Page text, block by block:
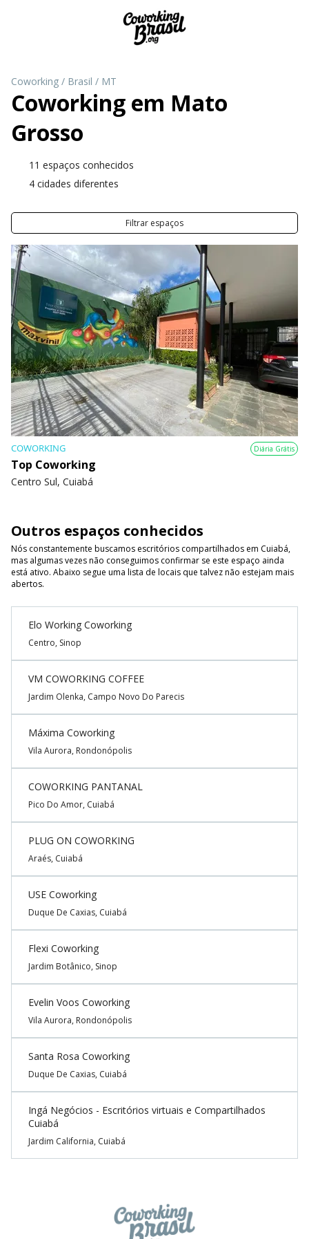
Coworking / Brasil / MT
Coworking em Mato
Grosso
11 espaços conhecidos
4 cidades diferentes
Filtrar espaços
COWORKING Diária Grátis
Top Coworking
Centro Sul, Cuiabá
Outros espaços conhecidos
Nós constantemente buscamos escritórios compartilhados em Cuiabá,
mas algumas vezes não conseguimos confirmar se este espaço ainda
está ativo. Abaixo segue uma lista de locais que talvez não estejam mais
abertos.
Elo Working Coworking
Centro, Sinop
VM COWORKING COFFEE
Jardim Olenka, Campo Novo Do Parecis
Máxima Coworking
Vila Aurora, Rondonópolis
COWORKING PANTANAL
Pico Do Amor, Cuiabá
PLUG ON COWORKING
Araés, Cuiabá
USE Coworking
Duque De Caxias, Cuiabá
Flexi Coworking
Jardim Botânico, Sinop
Evelin Voos Coworking
Vila Aurora, Rondonópolis
Santa Rosa Coworking
Duque De Caxias, Cuiabá
Ingá Negócios - Escritórios virtuais e Compartilhados
Cuiabá
Jardim California, Cuiabá